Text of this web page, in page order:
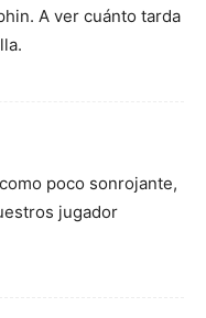
A ver cuánto tarda
poco sonrojante,
jugador